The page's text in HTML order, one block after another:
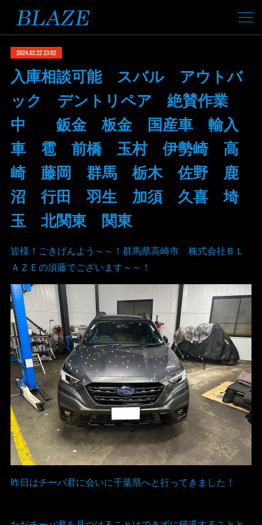
2024.02.22 23:52
入庫相談可能 スバル アウトバ
ック デントリペア 絶賛作業
中 鈑金 板金 国産車 輸入
車 雹 前橋 玉村 伊勢崎 高
崎 藤岡 群馬 栃木 佐野 鹿
沼 行田 羽生 加須 久喜 埼
玉 北関東 関東
皆様！ごきげんよう～～！群馬県高崎市 株式会社ＢＬ
ＡＺＥの須藤でございます～～！
昨日はチーバ君に会いに千葉県へと行ってきました！